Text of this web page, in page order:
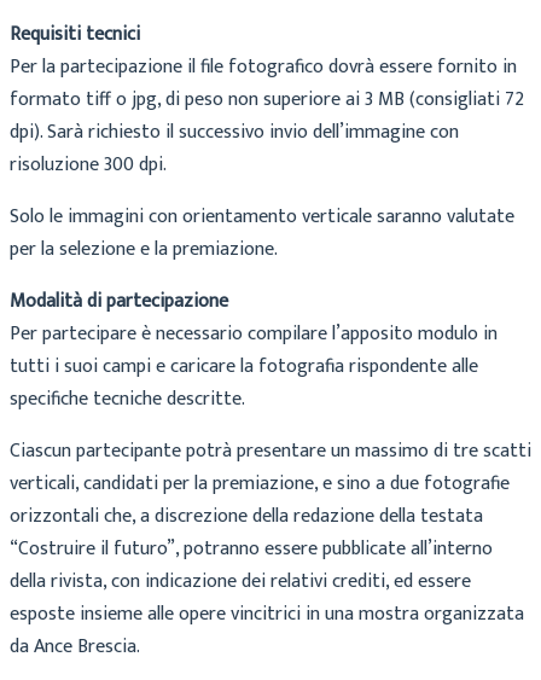
Requisiti tecnici
Per la partecipazione il file fotografico dovrà essere fornito in
formato tiff o jpg, di peso non superiore ai 3 MB (consigliati 72
dpi). Sarà richiesto il successivo invio dell’immagine con
risoluzione 300 dpi.
Solo le immagini con orientamento verticale saranno valutate
per la selezione e la premiazione.
Modalità di partecipazione
Per partecipare è necessario compilare l’apposito modulo in
tutti i suoi campi e caricare la fotografia rispondente alle
specifiche tecniche descritte.
Ciascun partecipante potrà presentare un massimo di tre scatti
verticali, candidati per la premiazione, e sino a due fotografie
orizzontali che, a discrezione della redazione della testata
“Costruire il futuro”, potranno essere pubblicate all’interno
della rivista, con indicazione dei relativi crediti, ed essere
esposte insieme alle opere vincitrici in una mostra organizzata
da Ance Brescia.